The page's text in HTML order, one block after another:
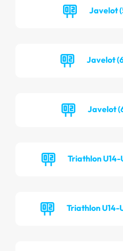
Javelot
Javelot
Javelot
Triathlon U14-
Triathlon U14-